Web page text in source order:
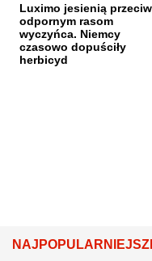
Luximo jesienią
odpornym rasom
wyczyńca. Niemcy
czasowo dopuściły
herbicyd